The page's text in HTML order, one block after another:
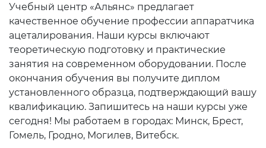
Учебный центр «Альянс» предлагает
качественное обучение профессии аппаратчика
ацеталирования. Наши курсы включают
теоретическую подготовку и практические
занятия на современном оборудовании. После
окончания обучения вы получите диплом
установленного образца, подтверждающий вашу
квалификацию. Запишитесь на наши курсы уже
сегодня! Мы работаем в городах: Минск, Брест,
Гомель, Гродно, Могилев, Витебск.